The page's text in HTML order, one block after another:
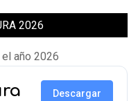
2026
año 2026
Descargar